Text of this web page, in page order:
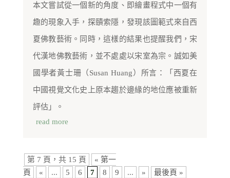
本文嘗試從一個新的角度、即繪畫程式中一個有
趣的現象入手，探賾索隱，發現該圖範式來自西
夏佛教藝術。同時，這樣的結果也提醒我們，宋
代漢地佛教藝術，並不處處以宋室為宗。誠如美
國學者黃士珊（Susan Huang）所言：「西夏在
中國視覺文化史上原本趨於邊緣的地位應被重新
評估」。
read more
第 7 頁，共 15 頁
« 第一
頁
« ... 5 6 7 8 9 ... » 最後頁 »